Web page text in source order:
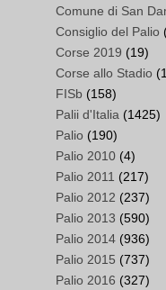
Comune di San
Consiglio del Palio
Corse 2019 (19)
Corse allo Stadio
FISb (158)
Palii d'Italia (1425)
Palio (190)
Palio 2010 (4)
Palio 2011 (217)
Palio 2012 (237)
Palio 2013 (590)
Palio 2014 (936)
Palio 2015 (737)
Palio 2016 (327)